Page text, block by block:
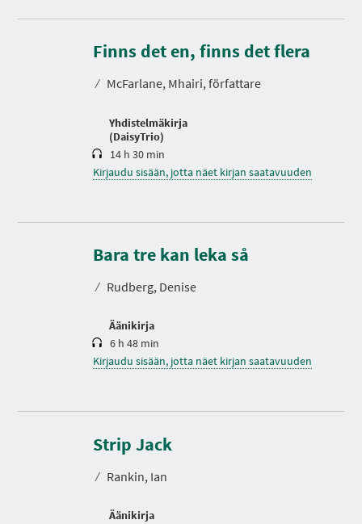
Finns det en, finns det flera
⁄ McFarlane, Mhairi, författare
Yhdistelmäkirja
(DaisyTrio)
e
s
o
14 h 30 min
Kirjaudu sisään, jotta näet kirjan saatavuuden
Bara tre kan leka så
⁄ Rudberg, Denise
Äänikirja
K
s
t
6 h 48 min
Kirjaudu sisään, jotta näet kirjan saatavuuden
Strip Jack
⁄ Rankin, Ian
Äänikirja
K
s
t